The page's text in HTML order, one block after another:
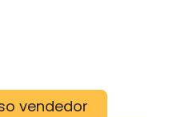
vendedor